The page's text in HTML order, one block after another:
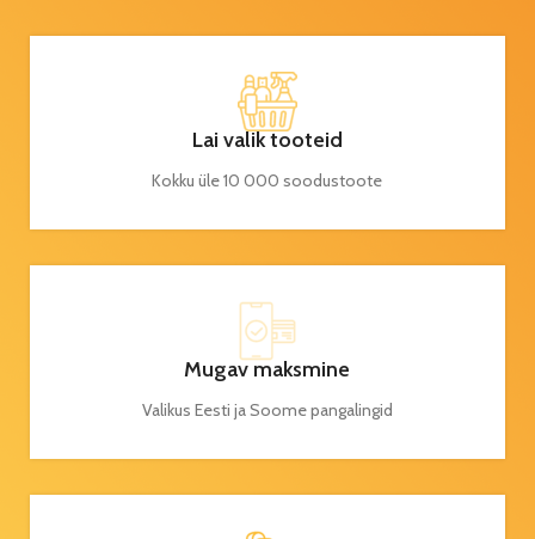
Lai valik tooteid
Kokku üle 10 000 soodustoote
Mugav maksmine
Valikus Eesti ja Soome pangalingid